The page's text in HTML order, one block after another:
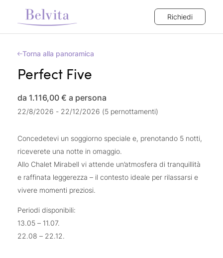
Richiedi
Torna alla panoramica
Perfect Five
da 1.116,00 € a persona
22/8/2026 - 22/12/2026 (5 pernottamenti)
Concedetevi un soggiorno speciale e, prenotando 5 notti,
riceverete una notte in omaggio.
Allo Chalet Mirabell vi attende un’atmosfera di tranquillità
e raffinata leggerezza – il contesto ideale per rilassarsi e
vivere momenti preziosi.
Periodi disponibili:
13.05 – 11.07.
22.08 – 22.12.